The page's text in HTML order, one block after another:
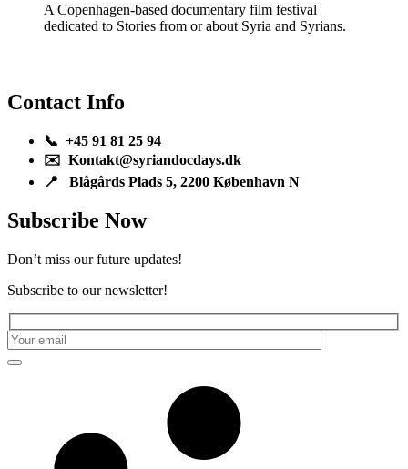
A Copenhagen-based documentary film festival
dedicated to Stories from or about Syria and Syrians.
Contact Info
📞 +45 91 81 25 94
✉️ Kontakt@syriandocdays.dk
📍 Blågårds Plads 5, 2200 København N
Subscribe Now
Don’t miss our future updates!
Subscribe to our newsletter!